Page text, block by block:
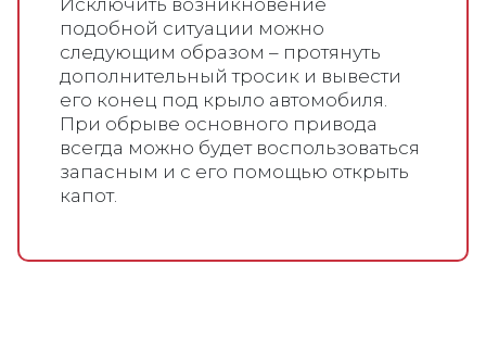
подобной ситуации можно
следующим образом – протянуть
дополнительный тросик и вывести
его конец под крыло автомобиля.
При обрыве основного привода
всегда можно будет воспользоваться
запасным и с его помощью открыть
капот.